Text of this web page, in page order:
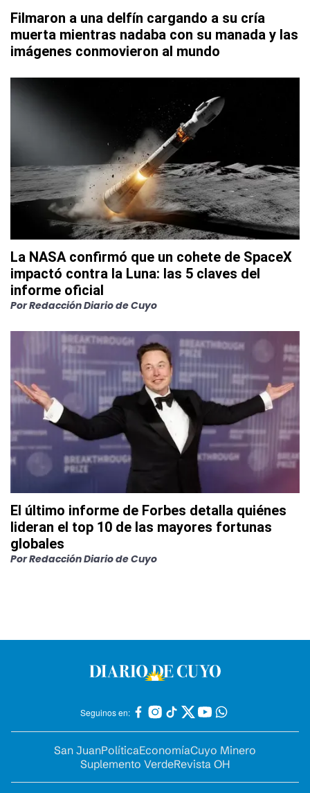
Filmaron a una delfín cargando a su cría
muerta mientras nadaba con su manada y las
imágenes conmovieron al mundo
La NASA confirmó que un cohete de SpaceX
impactó contra la Luna: las 5 claves del
informe oficial
PorRedacción Diario de Cuyo
El último informe de Forbes detalla quiénes
lideran el top 10 de las mayores fortunas
globales
PorRedacción Diario de Cuyo
Seguinos en:
San JuanPolíticaEconomíaCuyo Minero
Suplemento VerdeRevista OH